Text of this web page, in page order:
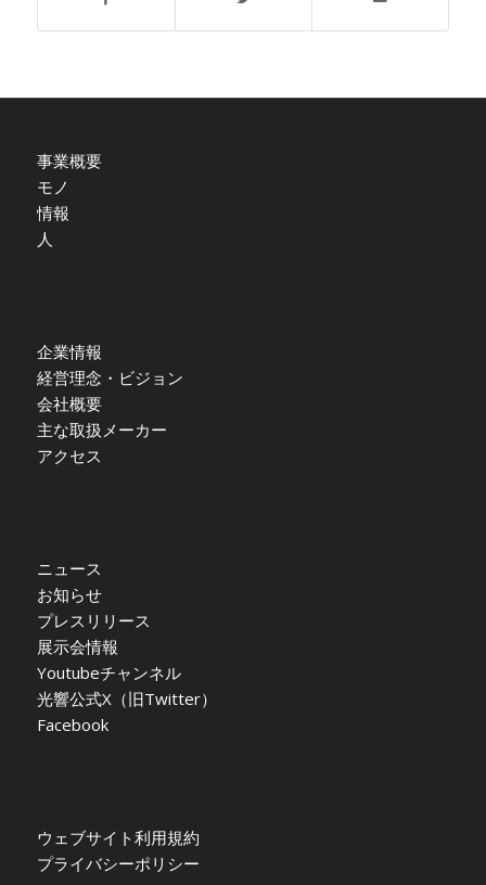
事業概要
モノ
情報
人
企業情報
経営理念・ビジョン
会社概要
主な取扱メーカー
アクセス
ニュース
お知らせ
プレスリリース
展示会情報
Youtubeチャンネル
光響公式X（旧Twitter）
Facebook
ウェブサイト利用規約
プライバシーポリシー